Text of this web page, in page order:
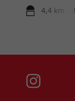
tus viajes en
4,4 km -